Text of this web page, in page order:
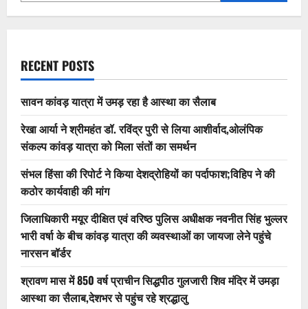
RECENT POSTS
सावन कांवड़ यात्रा में उमड़ रहा है आस्था का सैलाब
रेखा आर्या ने श्रीमहंत डॉ. रविंद्र पुरी से लिया आशीर्वाद,ओलंपिक
संकल्प कांवड़ यात्रा को मिला संतों का समर्थन
संभल हिंसा की रिपोर्ट ने किया देशद्रोहियों का पर्दाफाश;विहिप ने की
कठोर कार्यवाही की मांग
जिलाधिकारी मयूर दीक्षित एवं वरिष्ठ पुलिस अधीक्षक नवनीत सिंह भुल्लर
भारी वर्षा के बीच कांवड़ यात्रा की व्यवस्थाओं का जायजा लेने पहुंचे
नारसन बॉर्डर
श्रावण मास में 850 वर्ष प्राचीन सिद्धपीठ गुलजारी शिव मंदिर में उमड़ा
आस्था का सैलाब,देशभर से पहुंच रहे श्रद्धालु